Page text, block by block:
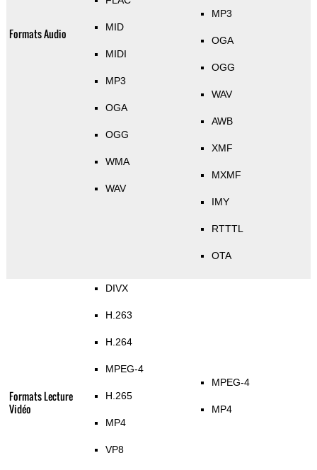
Formats Audio MID
MIDI
MP3
OGA
OGG
WMA
WAV
MP3
OGA
OGG
WAV
AWB
XMF
MXMF
IMY
RTTTL
OTA
Formats Lecture
Vidéo
DIVX
H.263
H.264
MPEG-4
H.265
MP4
VP8
MPEG-4
MP4